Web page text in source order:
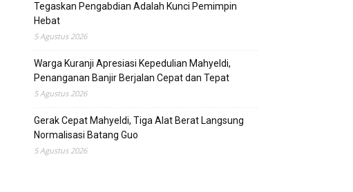
Tegaskan Pengabdian Adalah Kunci Pemimpin
Hebat
5 Agustus 2026
Warga Kuranji Apresiasi Kepedulian Mahyeldi,
Penanganan Banjir Berjalan Cepat dan Tepat
5 Agustus 2026
Gerak Cepat Mahyeldi, Tiga Alat Berat Langsung
Normalisasi Batang Guo
5 Agustus 2026